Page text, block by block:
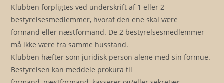
Klubben forpligtes ved underskrift af 1 eller 2
bestyrelsesmedlemmer, hvoraf den ene skal være
formand eller næstformand. De 2 bestyrelsesmedlemmer
må ikke være fra samme husstand.
Klubben hæfter som juridisk person alene med sin formue.
Bestyrelsen kan meddele prokura til